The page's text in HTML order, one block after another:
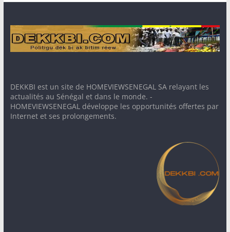
DEKKBI est un site de HOMEVIEWSENEGAL SA relayant les
actualités au Sénégal et dans le monde. -
HOMEVIEWSENEGAL développe les opportunités offertes par
Internet et ses prolongements.